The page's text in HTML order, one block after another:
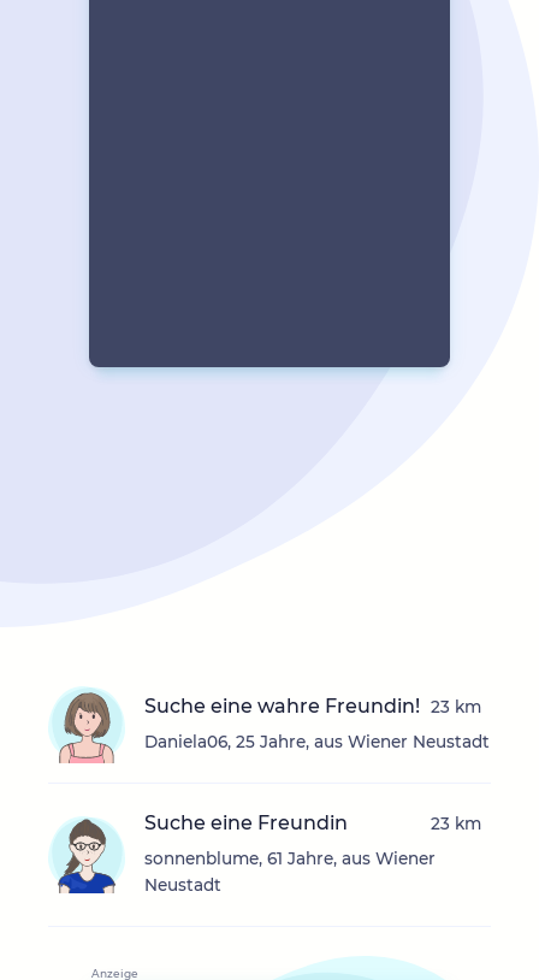
Suche eine wahre Freundin!
Daniela06, 25 Jahre, aus Wiener Neustadt
23 km
Suche eine Freundin
sonnenblume, 61 Jahre, aus Wiener
Neustadt
23 km